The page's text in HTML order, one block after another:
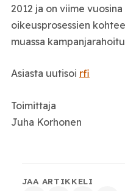
2012 ja on viime
oikeusprosessien
muassa
Asiasta uutisoi rfi
Toimittaja
Juha Korhonen
JAA ARTIKKELI